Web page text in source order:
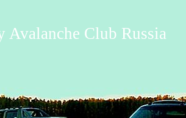
Avalanche Club Russia